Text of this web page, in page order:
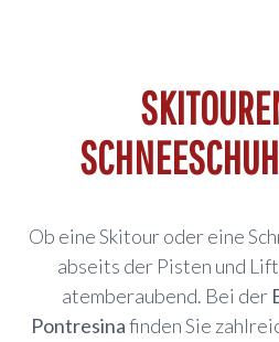
Ob eine Skitour oder eine
abseits der Pisten und
atemberaubend. Bei der
Pontresinafinden Sie